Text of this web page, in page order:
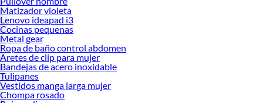
Matizador violeta
Lenovo ideapad i3
Cocinas pequenas
Metal gear
Ropa de baño control abdomen
Aretes de clip para mujer
Bandejas de acero inoxidable
Tulipanes
Vestidos manga larga mujer
Chompa rosado